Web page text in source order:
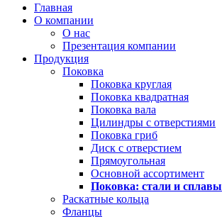
Главная
О компании
О нас
Презентация компании
Продукция
Поковка
Поковка круглая
Поковка квадратная
Поковка вала
Цилиндры с отверстиями
Поковка гриб
Диск с отверстием
Прямоугольная
Основной ассортимент
Поковка: cтали и сплавы
Раскатные кольца
Фланцы